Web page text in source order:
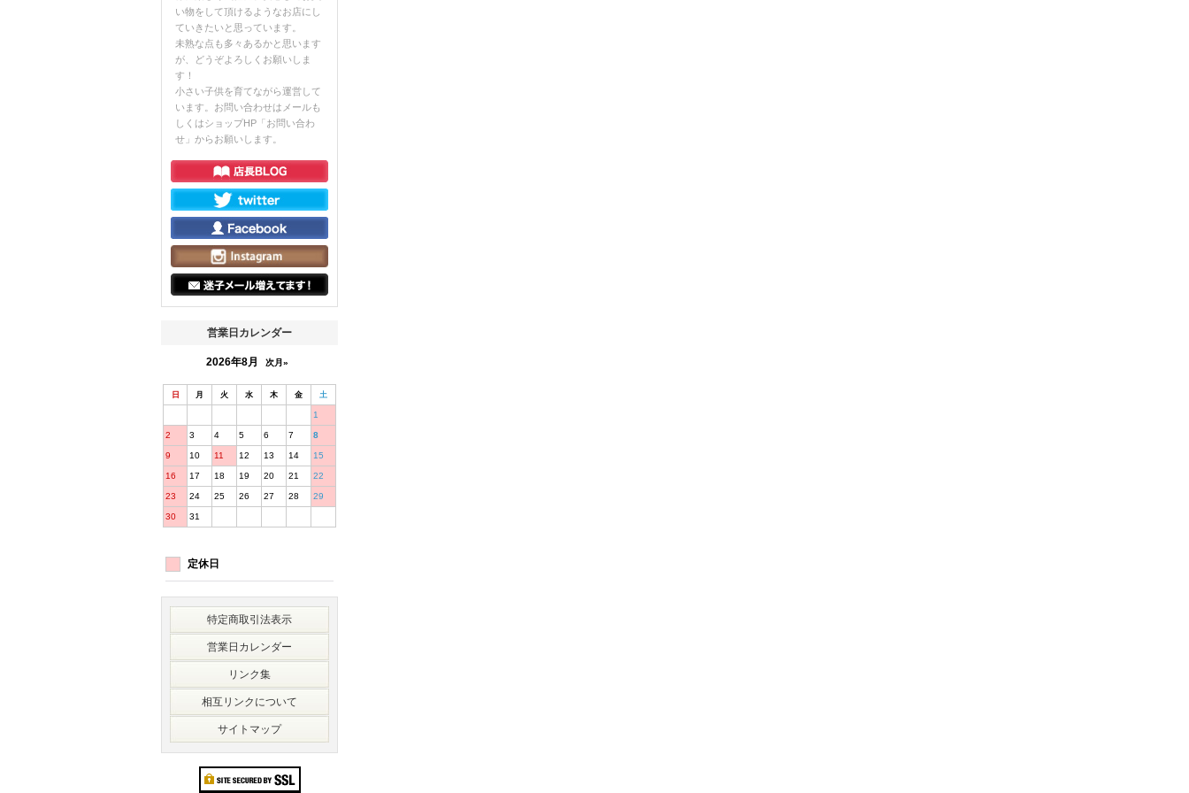
い物をして頂けるようなお店にし
ていきたいと思っています。
未熟な点も多々あるかと思います
が、どうぞよろしくお願いしま
す！
小さい子供を育てながら運営して
います。お問い合わせはメールも
しくはショップHP「お問い合わ
せ」からお願いします。
営業日カレンダー
2026年8月 次月»
日 月 火 水 木 金 土
1
2 3 4 5 6 7 8
9 10 11 12 13 14 15
16 17 18 19 20 21 22
23 24 25 26 27 28 29
30 31
定休日
特定商取引法表示
営業日カレンダー
リンク集
相互リンクについて
サイトマップ